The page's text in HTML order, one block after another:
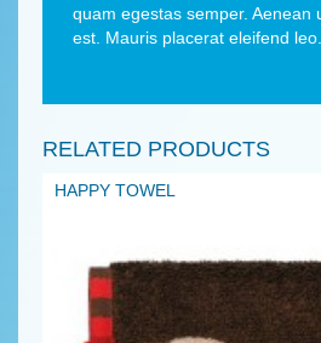
quam egestas semper. Aenean
est. Mauris placerat eleifend leo.
RELATED PRODUCTS
HAPPY TOWEL